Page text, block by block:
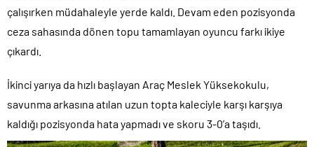
çalışırken müdahaleyle yerde kaldı. Devam eden pozisyonda
ceza sahasında dönen topu tamamlayan oyuncu farkı ikiye
çıkardı.
İkinci yarıya da hızlı başlayan Araç Meslek Yüksekokulu,
savunma arkasına atılan uzun topta kaleciyle karşı karşıya
kaldığı pozisyonda hata yapmadı ve skoru 3-0’a taşıdı.